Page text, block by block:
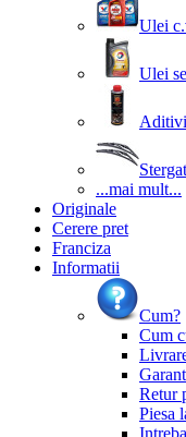
Ulei
Ulei
Aditivi
...mai mult...
Originale
Cerere pret
Franciza
Informatii
Cum?
Cum
Retur
Piesa